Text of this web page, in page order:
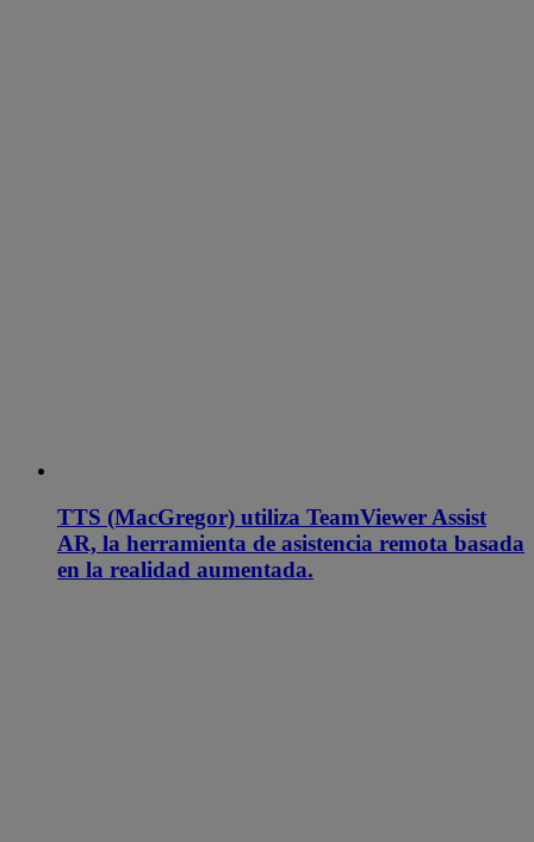
TTS (MacGregor) utiliza TeamViewer Assist
AR, la herramienta de asistencia remota basada
en la realidad aumentada.